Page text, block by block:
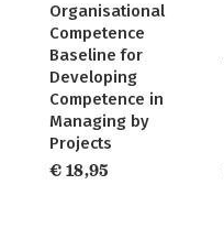
Organisational
Competence
Baseline for
Developing
Competence in
Managing by
Projects
€ 18,95